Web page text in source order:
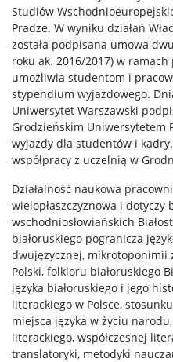
Studiów
Pradze. W wyniku działań
została podpisana umowa
roku ak. 2016/2017) w
umożliwia studentom i
stypendium wyjazdowego.
Uniwersytet Warszawski
Grodzieńskim Uniwersytetem
wyjazdy dla studentów i
współpracy z uczelnią w
Działalność naukowa
wielopłaszczyznowa i dotyczy
wschodniosłowiańskich
białoruskiego pogranicza
dwujęzycznej, mikrotoponimii
Polski, folkloru białoruskiego
języka białoruskiego i jego
literackiego w Polsce,
miejsca języka w życiu
literackiego, współczesnej
translatoryki, metodyki